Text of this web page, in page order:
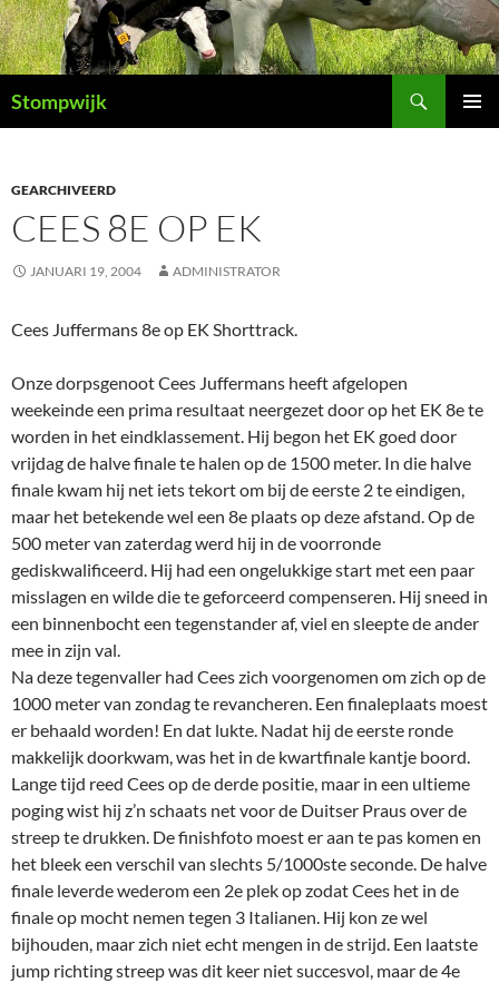
Ga
naar
de
inhoud
Stompwijk
GEARCHIVEERD
CEES 8E OP EK
JANUARI 19, 2004 ADMINISTRATOR
Cees Juffermans 8e op EK Shorttrack.
Onze dorpsgenoot Cees Juffermans heeft afgelopen
weekeinde een prima resultaat neergezet door op het EK 8e te
worden in het eindklassement. Hij begon het EK goed door
vrijdag de halve finale te halen op de 1500 meter. In die halve
finale kwam hij net iets tekort om bij de eerste 2 te eindigen,
maar het betekende wel een 8e plaats op deze afstand. Op de
500 meter van zaterdag werd hij in de voorronde
gediskwalificeerd. Hij had een ongelukkige start met een paar
misslagen en wilde die te geforceerd compenseren. Hij sneed in
een binnenbocht een tegenstander af, viel en sleepte de ander
mee in zijn val.
Na deze tegenvaller had Cees zich voorgenomen om zich op de
1000 meter van zondag te revancheren. Een finaleplaats moest
er behaald worden! En dat lukte. Nadat hij de eerste ronde
makkelijk doorkwam, was het in de kwartfinale kantje boord.
Lange tijd reed Cees op de derde positie, maar in een ultieme
poging wist hij z’n schaats net voor de Duitser Praus over de
streep te drukken. De finishfoto moest er aan te pas komen en
het bleek een verschil van slechts 5/1000ste seconde. De halve
finale leverde wederom een 2e plek op zodat Cees het in de
finale op mocht nemen tegen 3 Italianen. Hij kon ze wel
bijhouden, maar zich niet echt mengen in de strijd. Een laatste
jump richting streep was dit keer niet succesvol, maar de 4e